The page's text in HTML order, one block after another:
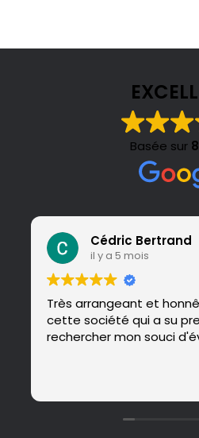
Basée sur
Cédric Bertrand
il y a 5 mois
Très arrangeant et
cette société qui a su
rechercher mon souci